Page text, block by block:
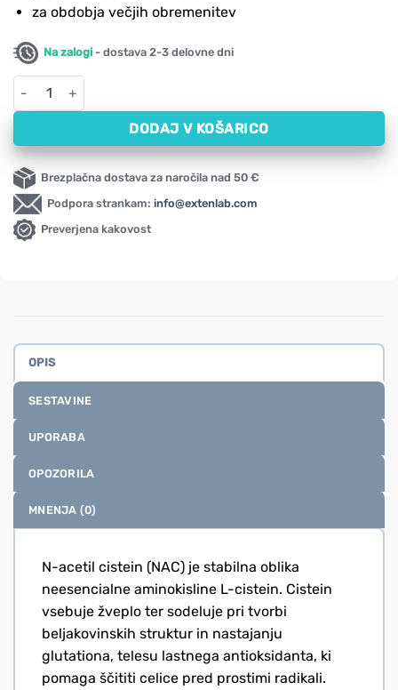
za obdobja večjih obremenitev
Na zalogi - dostava 2-3 delovne dni
NAC NOW, 1000 mg (120 tablet) količina
DODAJ V KOŠARICO
Brezplačna dostava za naročila nad 50 €
Podpora strankam: info@extenlab.com
Preverjena kakovost
OPIS
SESTAVINE
UPORABA
OPOZORILA
MNENJA (0)
N-acetil cistein (NAC) je stabilna oblika
neesencialne aminokisline L-cistein. Cistein
vsebuje žveplo ter sodeluje pri tvorbi
beljakovinskih struktur in nastajanju
glutationa, telesu lastnega antioksidanta, ki
pomaga ščititi celice pred prostimi radikali.